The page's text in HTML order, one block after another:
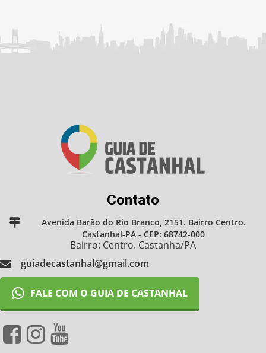
Contato
Avenida Barão do Rio Branco, 2151. Bairro Centro.
Castanhal-PA - CEP: 68742-000
Bairro: Centro. Castanha/PA
guiadecastanhal@gmail.com
FALE COM O GUIA DE CASTANHAL